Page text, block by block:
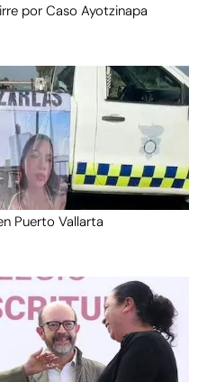
por Caso Ayotzinapa
Puerto Vallarta